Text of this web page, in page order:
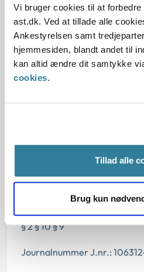
Vi bruger cookies til at
ast.dk. Ved at tillade alle
Ankestyrelsen samt
hjemmesiden, blandt andet til
kan altid ændre dit samtykke
cookies.
Tillad alle
Brug kun
Dato for underskrift
15.12.2000
Denne principafgørelse er
da den ikke længere har
§ 2 § 10 § 9
Journalnummer J.nr.: